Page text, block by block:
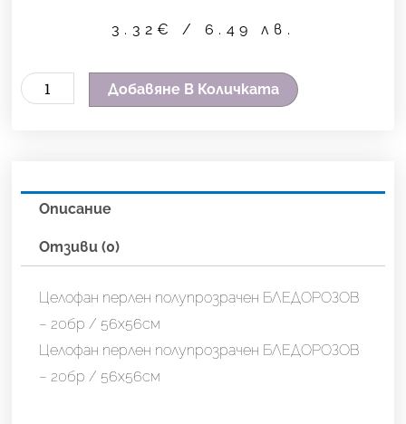
3.32€ / 6.49 лв.
количество
полупрозрачен
БЛЕДОРОЗОВ
20бр
56х56см
Добавяне В Количката
Описание
Отзиви (0)
Целофан перлен полупрозрачен БЛЕДОРОЗОВ
– 20бр / 56х56см
Целофан перлен полупрозрачен БЛЕДОРОЗОВ
– 20бр / 56х56см